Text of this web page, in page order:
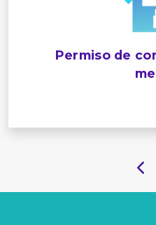
Permiso de